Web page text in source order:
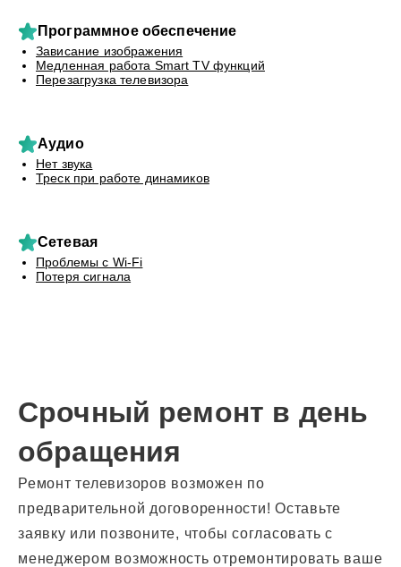
Программное обеспечение
Зависание изображения
Медленная работа Smart TV функций
Перезагрузка телевизора
Аудио
Нет звука
Треск при работе динамиков
Сетевая
Проблемы с Wi-Fi
Потеря сигнала
Срочный ремонт в день
обращения
Ремонт телевизоров возможен по
предварительной договоренности! Оставьте
заявку или позвоните, чтобы согласовать с
менеджером возможность отремонтировать ваше